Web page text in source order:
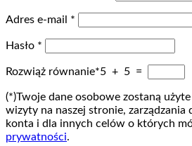
Adres e-mail *
Hasło *
Rozwiąż równanie*5 + 5 =
(*)Twoje dane osobowe zostaną
wizyty na naszej stronie, zarządzania
konta i dla innych celów o których
prywatności.